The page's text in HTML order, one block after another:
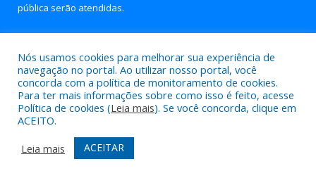
pública serão atendidas.
Todos os direitos reservados a Prefeitura Municipal de Soure.
Mapa do Site
Acessar Área Administrativa
Acessar Webmail
Nós usamos cookies para melhorar sua experiência de
navegação no portal. Ao utilizar nosso portal, você
concorda com a política de monitoramento de cookies.
Para ter mais informações sobre como isso é feito, acesse
Política de cookies (Leia mais). Se você concorda, clique em
ACEITO.
Leia mais
ACEITAR